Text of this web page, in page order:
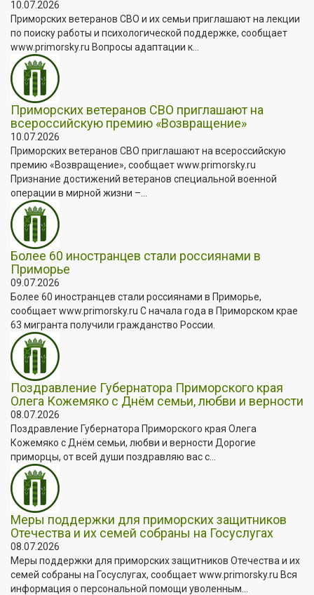
10.07.2026
Приморских ветеранов СВО и их семьи приглашают на лекции
по поиску работы и психологической поддержке, сообщает
www.primorsky.ru Вопросы адаптации к...
Приморских ветеранов СВО приглашают на
всероссийскую премию «Возвращение»
10.07.2026
Приморских ветеранов СВО приглашают на всероссийскую
премию «Возвращение», сообщает www.primorsky.ru
Признание достижений ветеранов специальной военной
операции в мирной жизни –...
Более 60 иностранцев стали россиянами в
Приморье
09.07.2026
Более 60 иностранцев стали россиянами в Приморье,
сообщает www.primorsky.ru С начала года в Приморском крае
63 мигранта получили гражданство России.
Поздравление Губернатора Приморского края
Олега Кожемяко с Днём семьи, любви и верности
08.07.2026
Поздравление Губернатора Приморского края Олега
Кожемяко с Днём семьи, любви и верности Дорогие
приморцы, от всей души поздравляю вас с...
Меры поддержки для приморских защитников
Отечества и их семей собраны на Госуслугах
08.07.2026
Меры поддержки для приморских защитников Отечества и их
семей собраны на Госуслугах, сообщает www.primorsky.ru Вся
информация о персональной помощи уволенным...